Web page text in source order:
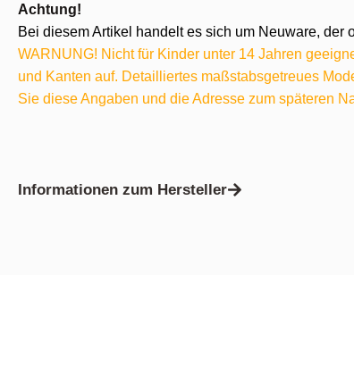
Achtung!
Bei diesem Artikel handelt es sich um Neuware,
WARNUNG! Nicht für Kinder unter 14 Jahren
und Kanten auf. Detailliertes maßstabsgetreues
Sie diese Angaben und die Adresse zum späteren
Informationen zum Hersteller